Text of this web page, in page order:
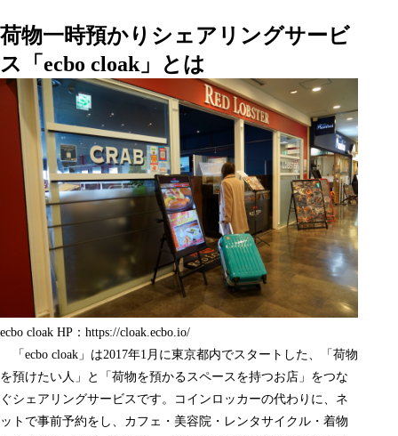
荷物一時預かりシェアリングサービ
ス「ecbo cloak」とは
ecbo cloak HP： https://cloak.ecbo.io/
「ecbo cloak」は2017年1月に東京都内でスタートした、「荷物
を預けたい人」と「荷物を預かるスペースを持つお店」をつな
ぐシェアリングサービスです。コインロッカーの代わりに、ネ
ットで事前予約をし、カフェ・美容院・レンタサイクル・着物